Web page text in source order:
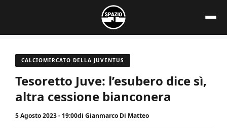
contenuto
CALCIOMERCATO DELLA JUVENTUS
Tesoretto Juve: l’esubero dice sì,
altra cessione bianconera
5 Agosto 2023 - 19:00di Gianmarco Di Matteo